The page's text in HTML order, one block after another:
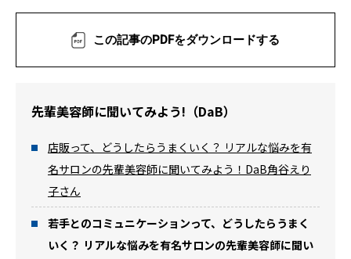
この記事のPDFをダウンロードする
先輩美容師に聞いてみよう!（DaB）
店販って、どうしたらうまくいく？ リアルな悩みを有
名サロンの先輩美容師に聞いてみよう！――DaB角谷えり
子さん
若手とのコミュニケーションって、どうしたらうまく
いく？ リアルな悩みを有名サロンの先輩美容師に聞い